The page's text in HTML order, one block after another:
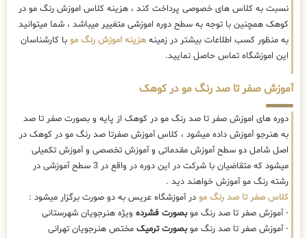
نسبت به کلاس های خصوصی پرداخت کند ، هزینه کلاس اموزش رنگ مو در
کوهک همچنین با توجه به سطح دوره اموزشی متغییر میباشد ، شما میتوانید
به منظور کسب اطلاعات بیشتر در زمینه هزینه اموزش رنگ مو با کارشناسان
این اموزشگاه تماس حاصل نمایید.
آموزش صفر تا صد رنگ مو در کوهک
دوره های اموزش صفر تا صد رنگ مو در کوهک از پایه و بصورت صفر تا صد
به هنرجو آموزش داده میشود ، کلاس آموزش صفرتا صد رنگ مو در کوهک در
اصل شامل دو سطح آموزش مقدماتی و آموزش تخصصی و آموزش تکمیلی
میشود که متقاضیان با شرکت در این دوره در واقع در 3 سطح آموزشی در
رشته رنگ مو آموزش خواهند دید .
کلاس صفر تا صد رنگ مو در آموزشگاه عریس به دو صورت برگزار میشود :
- آموزش صفر تا صد رنگ موبصورت فشرده ویژه هنرجویان شهرستانی
- آموزش صفر تا صد رنگ موبصورت ترمیک مختص هنرجویان تهرانی